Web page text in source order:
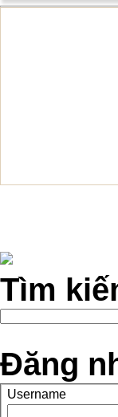
Tìm
Đăng
Username